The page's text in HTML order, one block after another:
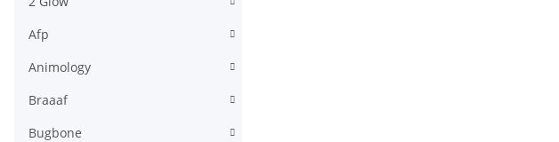
Afp
Animology
Braaaf
Bugbone